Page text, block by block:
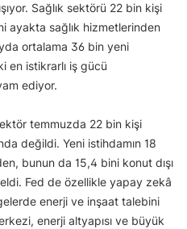
Sağlık sektörü 22 bin kişi
ayakta sağlık hizmetlerinden
ortalama 36 bin yeni
en istikrarlı iş gücü
ediyor.
temmuzda 22 bin kişi
değildi. Yeni istihdamın 18
bunun da 15,4 bini konut dışı
Fed de özellikle yapay zekâ
enerji ve inşaat talebini
enerji altyapısı ve büyük